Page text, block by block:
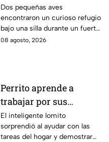
lluvia y se vuelven
virales
Dos pequeñas aves
encontraron un curioso refugio
bajo una silla durante un fuerte
aguacero y conmovieron a
08 agosto, 2026
Perrito aprende a
trabajar por sus
premios y se vuelve
viral
El inteligente lomito
sorprendió al ayudar con las
tareas del hogar y demostrar